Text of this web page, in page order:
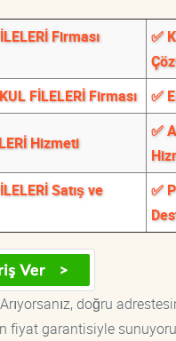
Firması
✅
FİLELERİ Firması
✅
Hizmeti
✅
Satış ve
✅
doğru
fiyat garantisiyle